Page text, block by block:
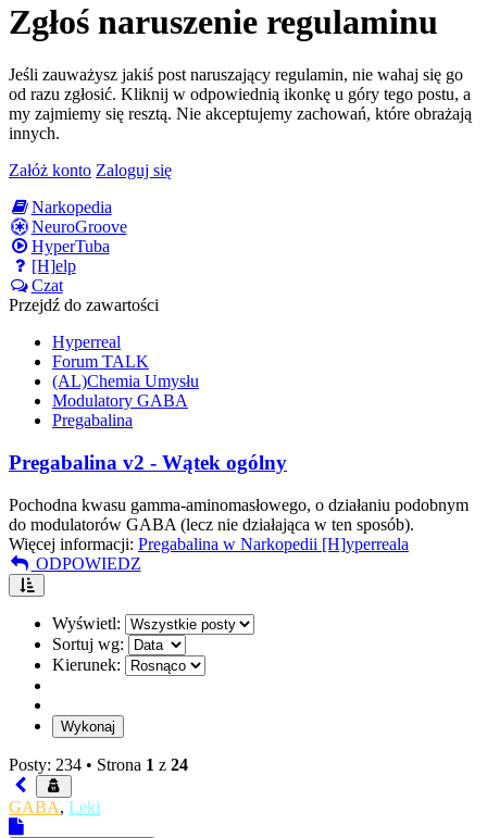
Zgłoś naruszenie regulaminu
Jeśli zauważysz jakiś post naruszający regulamin, nie wahaj się go
od razu zgłosić. Kliknij w odpowiednią ikonkę u góry tego postu, a
my zajmiemy się resztą. Nie akceptujemy zachowań, które obrażają
innych.
Załóż konto Zaloguj się
Narkopedia
NeuroGroove
HyperTuba
[H]elp
Czat
Przejdź do zawartości
Hyperreal
Forum TALK
(AL)Chemia Umysłu
Modulatory GABA
Pregabalina
Pregabalina v2 - Wątek ogólny
Pochodna kwasu gamma-aminomasłowego, o działaniu podobnym
do modulatorów GABA (lecz nie działająca w ten sposób).
Więcej informacji: Pregabalina w Narkopedii [H]yperreala
ODPOWIEDZ
Wyświetl:
Sortuj wg:
Kierunek:
Posty: 234 • Strona 1 z 24
GABA, Leki